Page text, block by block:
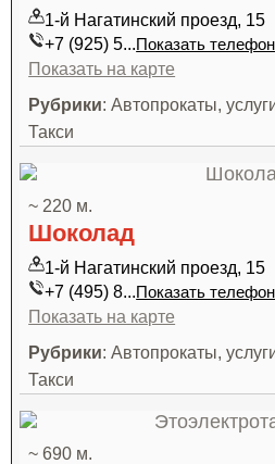
1-й Нагатинский проезд, 15
+7 (925) 5...Показать телефон
Показать на карте
Рубрики: Автопрокаты,
Такси
~ 220 м.
Шоколад
1-й Нагатинский проезд, 15
+7 (495) 8...Показать телефон
Показать на карте
Рубрики: Автопрокаты,
Такси
~ 690 м.